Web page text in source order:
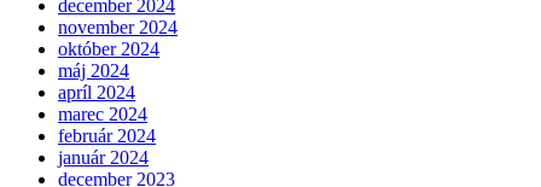
december 2024
november 2024
október 2024
máj 2024
apríl 2024
marec 2024
február 2024
január 2024
december 2023